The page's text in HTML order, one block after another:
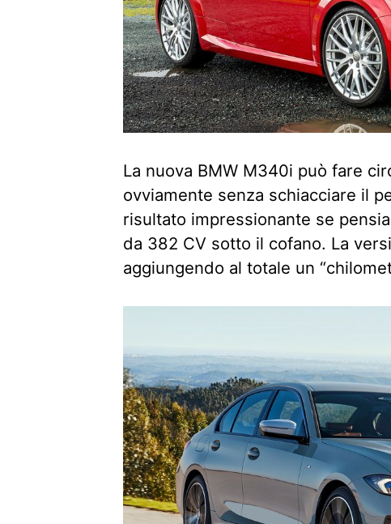
La nuova BMW M340i può fare
ovviamente senza schiacciare il
risultato impressionante se
da 382 CV sotto il cofano. La
aggiungendo al totale un